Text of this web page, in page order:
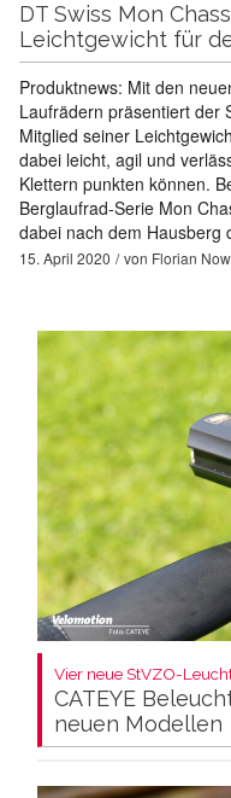
DT Swiss Mon
Leichtgewicht für
Produktnews: Mit den
Laufrädern präsentiert der
Mitglied seiner
dabei leicht, agil und
Klettern punkten können.
Berglaufrad-Serie Mon
dabei nach dem
15. April 2020 von Florian
Vier neue StVZO-
CATEYE
neuen Modellen